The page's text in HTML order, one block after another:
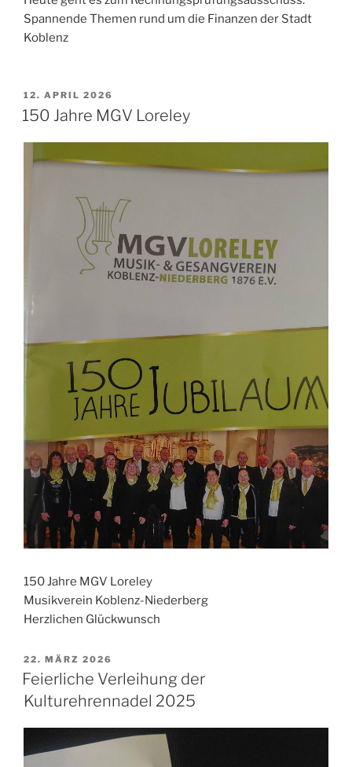
Spannende Themen rund um die Finanzen der Stadt
Koblenz
VERÖFFENTLICHT
AM
12. APRIL 2026
150 Jahre MGV Loreley
150 Jahre MGV Loreley
Musikverein Koblenz-Niederberg
Herzlichen Glückwunsch
VERÖFFENTLICHT
AM
22. MÄRZ 2026
Feierliche Verleihung der
Kulturehrennadel 2025